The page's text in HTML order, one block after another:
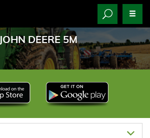
JOHN DEERE 5M